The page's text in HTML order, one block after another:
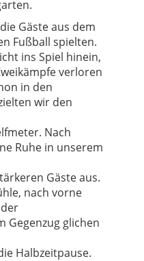
Gäste aus dem
Fußball spielten.
ins Spiel hinein,
verloren
in den
wir den
Nach
Ruhe in unserem
Gäste aus.
nach vorne
Gegenzug glichen
Halbzeitpause.